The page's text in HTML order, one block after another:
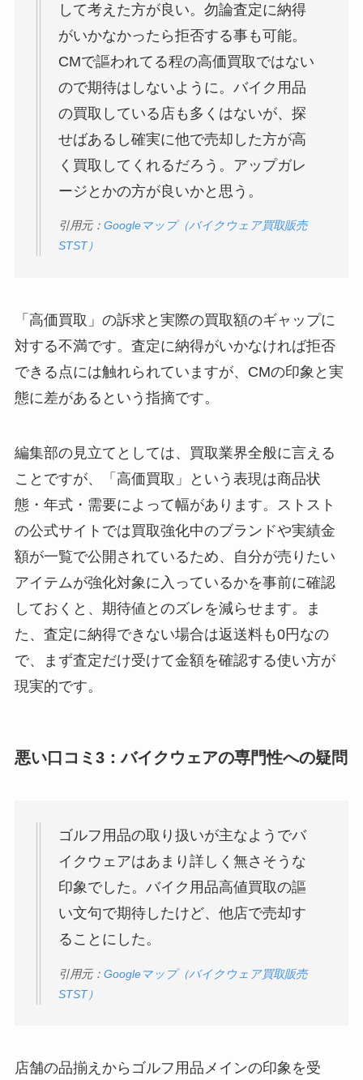
して考えた方が良い。勿論査定に納得
がいかなかったら拒否する事も可能。
CMで謳われてる程の高価買取ではない
ので期待はしないように。バイク用品
の買取している店も多くはないが、探
せばあるし確実に他で売却した方が高
く買取してくれるだろう。アップガレ
ージとかの方が良いかと思う。
引用元： Googleマップ（バイクウェア買取販売
STST）
「高価買取」の訴求と実際の買取額のギャップに
対する不満です。査定に納得がいかなければ拒否
できる点には触れられていますが、CMの印象と実
態に差があるという指摘です。
編集部の見立てとしては、買取業界全般に言える
ことですが、「高価買取」という表現は商品状
態・年式・需要によって幅があります。ストスト
の公式サイトでは買取強化中のブランドや実績金
額が一覧で公開されているため、自分が売りたい
アイテムが強化対象に入っているかを事前に確認
しておくと、期待値とのズレを減らせます。ま
た、査定に納得できない場合は返送料も0円なの
で、まず査定だけ受けて金額を確認する使い方が
現実的です。
悪い口コミ3：バイクウェアの専門性への疑問
ゴルフ用品の取り扱いが主なようでバ
イクウェアはあまり詳しく無さそうな
印象でした。バイク用品高値買取の謳
い文句で期待したけど、他店で売却す
ることにした。
引用元： Googleマップ（バイクウェア買取販売
STST）
店舗の品揃えからゴルフ用品メインの印象を受